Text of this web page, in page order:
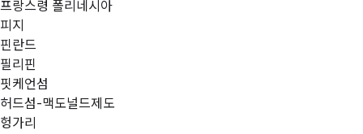
프랑스령 폴리네시아
피지
핀란드
필리핀
핏케언섬
허드섬-맥도널드제도
헝가리